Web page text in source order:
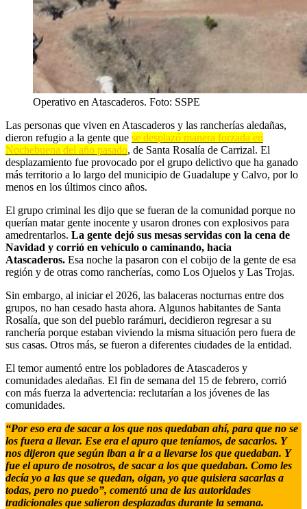
Operativo en Atascaderos. Foto: SSPE
Las personas que viven en Atascaderos y las rancherías aledañas,
dieron refugio a la gente que se desplazó manera forzada en
Nochebuena del año pasado, de Santa Rosalía de Carrizal. El
desplazamiento fue provocado por el grupo delictivo que ha ganado
más territorio a lo largo del municipio de Guadalupe y Calvo, por lo
menos en los últimos cinco años.
El grupo criminal les dijo que se fueran de la comunidad porque no
querían matar gente inocente y usaron drones con explosivos para
amedrentarlos. La gente dejó sus mesas servidas con la cena de
Navidad y corrió en vehículo o caminando, hacia
Atascaderos. Esa noche la pasaron con el cobijo de la gente de esa
región y de otras como rancherías, como Los Ojuelos y Las Trojas.
Sin embargo, al iniciar el 2026, las balaceras nocturnas entre dos
grupos, no han cesado hasta ahora. Algunos habitantes de Santa
Rosalía, que son del pueblo rarámuri, decidieron regresar a su
ranchería porque estaban viviendo la misma situación pero fuera de
sus casas. Otros más, se fueron a diferentes ciudades de la entidad.
El temor aumentó entre los pobladores de Atascaderos y
comunidades aledañas. El fin de semana del 15 de febrero, corrió
con más fuerza la advertencia: reclutarían a los jóvenes de las
comunidades.
“Por eso era de sacar a los que nos quedaban ahí, para que no se
los fuera a llevar. Ese era el apuro que teníamos, de sacarlos. Y
nos dijeron que según iban a ir a a llevarse los que quedaban. Y
fue el apuro de nosotros, de sacar a los que quedaban. Como les
decía yo a las que se quedan, oigan, yo que quisiera sacarlas a
todas, pero no puedo”, comentó una de las autoridades
tradicionales que salieron desplazadas durante la semana.